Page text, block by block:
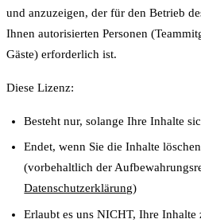
und anzuzeigen, der für den Betrieb
Ihnen autorisierten Personen
Gäste) erforderlich ist.
Diese Lizenz:
Besteht nur, solange Ihre Inhalte
Endet, wenn Sie die Inhalte
(vorbehaltlich der
Datenschutzerklärung)
Erlaubt es uns NICHT, Ihre